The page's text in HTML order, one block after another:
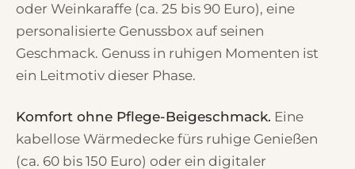
oder Weinkaraffe (ca. 25 bis 90 Euro), eine
personalisierte Genussbox auf seinen
Geschmack. Genuss in ruhigen Momenten ist
ein Leitmotiv dieser Phase.
Komfort ohne Pflege-Beigeschmack. Eine
kabellose Wärmedecke fürs ruhige Genießen
(ca. 60 bis 150 Euro) oder ein digitaler